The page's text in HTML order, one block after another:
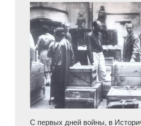
Великой
Отечественной
войны.
Часть
С первых дней войны, в